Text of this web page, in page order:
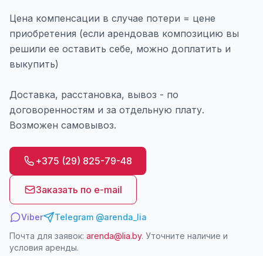
Цена компенсации в случае потери = цене
приобретения (если арендовав композицию вы
решили ее оставить себе, можно доплатить и
выкупить)
Доставка, расстановка, вывоз - по
договоренностям и за отдельную плату.
Возможен самовывоз.
+375 (29) 825-79-48
Заказать по e-mail
Viber
Telegram @arenda_lia
Почта для заявок: arenda@lia.by. Уточните наличие и
условия аренды.